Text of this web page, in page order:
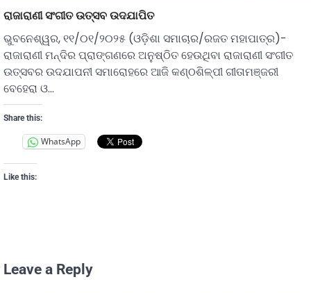
ରାଜାରାଣୀ ସଂଗୀତ ଉତ୍ସବ ଉଦଯାପିତ
ଭୁବନେଶ୍ୱର, ୧୧/୦୧/୨୦୨୫ (ଓଡ଼ିଶା ସମାଚାର/ରଜତ ମହାପାତ୍ର)-
ରାଜାରାଣୀ ମନ୍ଦିର ପ୍ରାଙ୍ଗଣରେ ଅନୁଷ୍ଠିତ ହେଉଥିବା ରାଜାରାଣୀ ସଂଗୀତ
ଉତ୍ସବର ଉଦଯାପନୀ ସମାରୋହରେ ଆଜି କଣ୍ଠଶିଳ୍ପୀ ଗୀତାମଞ୍ଜରୀ
ବେହେରା ଓ…
Share this:
WhatsApp
Like this:
Leave a Reply